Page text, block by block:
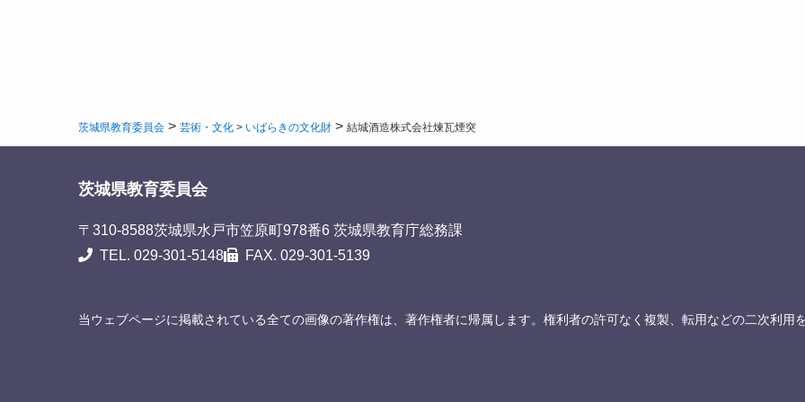
茨城県教育委員会 > 芸術・文化 > いばらきの文化財 > 結城酒造株式会社煉瓦煙突
茨城県教育委員会
〒310-8588茨城県水戸市笠原町978番6 茨城県教育庁総務課
TEL. 029-301-5148
FAX. 029-301-5139
当ウェブページに掲載されている全ての画像の著作権は、著作権者に帰属します。権利者の許可なく複製、転用などの二次利用